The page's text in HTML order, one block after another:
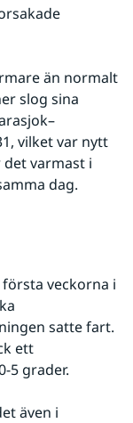
slog sina
vilket var nytt
varmast i
dag.
veckorna i
satte fart.
ett
5 grader.